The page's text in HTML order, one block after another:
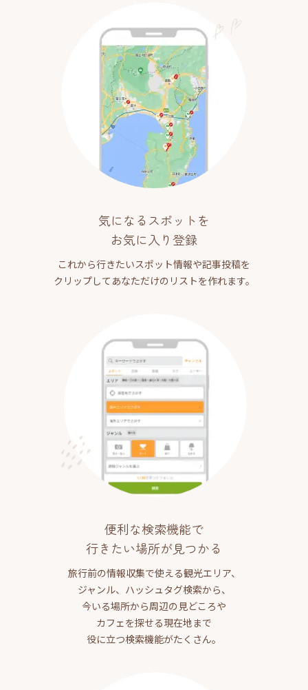
気になるスポットを
お気に入り登録
これから行きたいスポット情報や記事投稿を
クリップしてあなただけのリストを作れます。
便利な検索機能で
行きたい場所が見つかる
旅行前の情報収集で使える観光エリア、
ジャンル、ハッシュタグ検索から、
今いる場所から周辺の見どころや
カフェを探せる現在地まで
役に立つ検索機能がたくさん。